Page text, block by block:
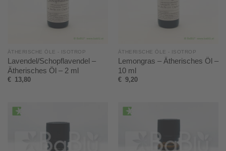
ÄTHERISCHE ÖLE - ISOTROP
Lavendel/Schopflavendel –
Ätherisches Öl – 2 ml
€ 13,80
ÄTHERISCHE ÖLE - ISOTROP
Lemongras – Ätherisches Öl –
10 ml
€ 9,20